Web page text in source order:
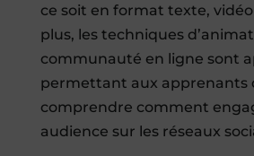
ce soit en format texte, vidéo
plus, les techniques
communauté en ligne sont
permettant aux apprenants
comprendre comment
audience sur les réseaux